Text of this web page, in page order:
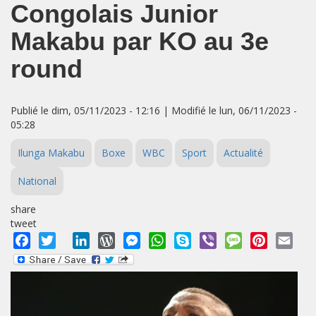
Congolais Junior
Makabu par KO au 3e
round
Publié le dim, 05/11/2023 - 12:16 | Modifié le lun, 06/11/2023 -
05:28
Ilunga Makabu Boxe WBC Sport Actualité
National
share
tweet
Facebook
Twitter LinkedInWordPressMessengerWhatsApp
Skype Viber MessagePinterest